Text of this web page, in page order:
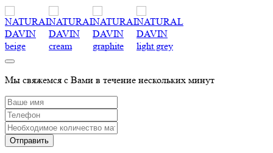
Мы свяжемся с Вами в течение нескольких минут